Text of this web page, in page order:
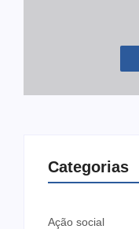
Categorias
Ação social